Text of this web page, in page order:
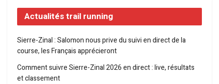
Actualités trail running
Sierre-Zinal : Salomon nous prive du suivi en direct de la
course, les Français apprécieront
Comment suivre Sierre-Zinal 2026 en direct : live, résultats
et classement